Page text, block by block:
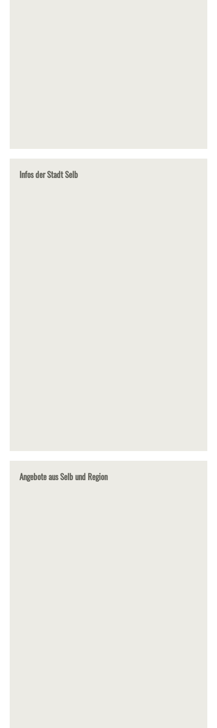
Infos der Stadt Selb
Angebote aus Selb und Region